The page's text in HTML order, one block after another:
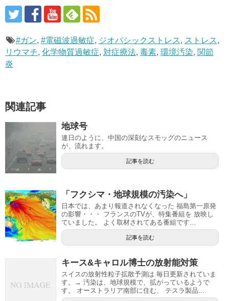
#ガン, #電磁波過敏症, ジオパシックストレス, ストレス,
リウマチ, 化学物質過敏症, 対症療法, 毒素, 環境汚染, 関節
炎
関連記事
地球号
連日のように、中国の深刻なスモッグのニュース
が、流れます。
記事を読む
「フクシマ・地球規模の汚染へ」
日本では、あまり報道されなくなった 福島第一原発
の影響・・・ フランスのTVが、特集番組を 放映し
ていました。 よく取材されてある番組です...
記事を読む
キース&キャロル博士の放射能対策
スイスの放射性粒子拡散予測は 毎日更新されていま
す。→ 汚染は、地球規模で、拡がっているようで
す。 オーストラリア南部に住む、 テスラ製品...